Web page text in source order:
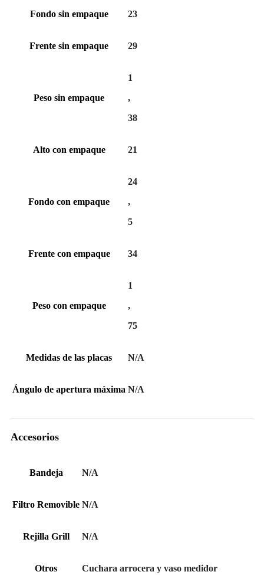
Fondo sin empaque 23
Frente sin empaque 29
Peso sin empaque
1
,
38
Alto con empaque 21
Fondo con empaque
24
,
5
Frente con empaque 34
Peso con empaque
1
,
75
Medidas de las placas N/A
Ángulo de apertura máxima N/A
Accesorios
Bandeja N/A
Filtro Removible N/A
Rejilla Grill N/A
Otros Cuchara arrocera y vaso medidor